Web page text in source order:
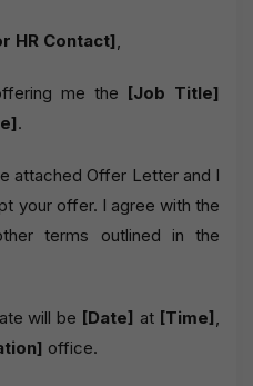
HR Contact]
me the [Job Title]
.
attached Offer Letter and I
your offer. I agree with the
terms outlined in the
will be [Date] at [Time]
office.